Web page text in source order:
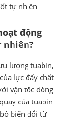
tự nhiên
động
lượng tuabin,
lực đẩy chất
vận tốc dòng
của tuabin
biến đổi từ